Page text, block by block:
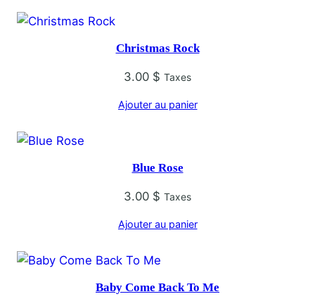
Christmas Rock
3.00 $ Taxes
Ajouter au panier
Blue Rose
3.00 $ Taxes
Ajouter au panier
Baby Come Back To Me